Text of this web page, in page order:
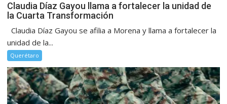
Claudia Díaz Gayou llama a fortalecer la unidad de
la Cuarta Transformación
Claudia Díaz Gayou se afilia a Morena y llama a fortalecer la
unidad de la...
Querétaro